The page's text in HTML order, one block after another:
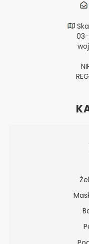
Linki w stopce